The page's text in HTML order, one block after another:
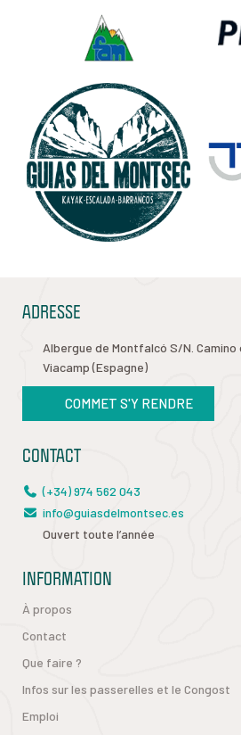
ADRESSE
Albergue de Montfalcó S/N. Camino
Viacamp (Espagne)
COMMET S'Y RENDRE
CONTACT
(+34) 974 562 043
info@guiasdelmontsec.es
Ouvert toute l’année
INFORMATION
À propos
Contact
Que faire ?
Infos sur les passerelles et le Congost
Emploi